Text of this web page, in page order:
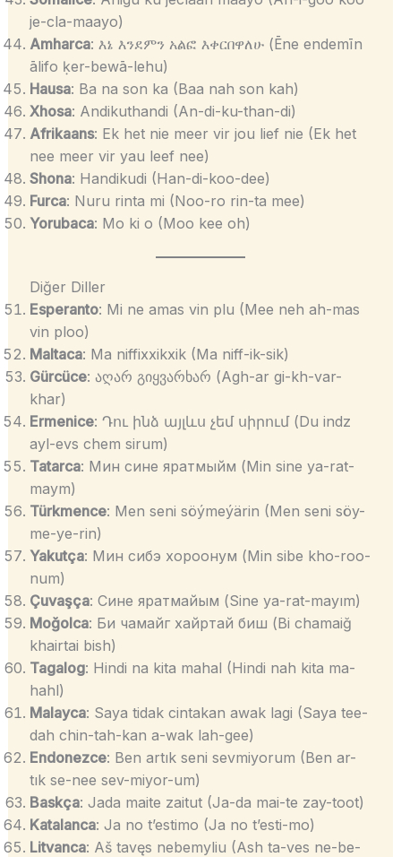
je-cla-maayo)
Amharca: እኔ እንደምን አልፎ እቀርበዋለሁ (Ēne endemīn
ālifo ḳer-bewā-lehu)
Hausa: Ba na son ka (Baa nah son kah)
Xhosa: Andikuthandi (An-di-ku-than-di)
Afrikaans: Ek het nie meer vir jou lief nie (Ek het
nee meer vir yau leef nee)
Shona: Handikudi (Han-di-koo-dee)
Furca: Nuru rinta mi (Noo-ro rin-ta mee)
Yorubaca: Mo ki o (Moo kee oh)
Diğer Diller
Esperanto: Mi ne amas vin plu (Mee neh ah-mas
vin ploo)
Maltaca: Ma niffixxikxik (Ma niff-ik-sik)
Gürcüce: აღარ გიყვარხარ (Agh-ar gi-kh-var-
khar)
Ermenice: Դու ինձ այլևս չեմ սիրում (Du indz
ayl-evs chem sirum)
Tatarca: Мин сине яратмыйм (Min sine ya-rat-
maym)
Türkmence: Men seni söýmeýärin (Men seni söy-
me-ye-rin)
Yakutça: Мин сибэ хороонум (Min sibe kho-roo-
num)
Çuvaşça: Сине яратмайым (Sine ya-rat-mayım)
Moğolca: Би чамайг хайртай биш (Bi chamaiğ
khairtai bish)
Tagalog: Hindi na kita mahal (Hindi nah kita ma-
hahl)
Malayca: Saya tidak cintakan awak lagi (Saya tee-
dah chin-tah-kan a-wak lah-gee)
Endonezce: Ben artık seni sevmiyorum (Ben ar-
tık se-nee sev-miyor-um)
Baskça: Jada maite zaitut (Ja-da mai-te zay-toot)
Katalanca: Ja no t’estimo (Ja no t’esti-mo)
Litvanca: Aš tavęs nebemyliu (Ash ta-ves ne-be-